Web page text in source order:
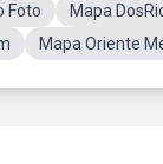
Foto
Mapa
Mapa Oriente